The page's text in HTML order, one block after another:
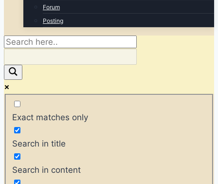
Forum
Posting
Exact matches only
Search in title
Search in content